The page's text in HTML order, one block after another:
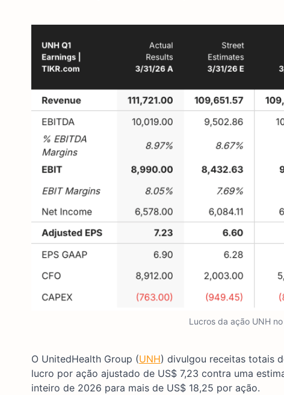
Lucros da ação UNH
O UnitedHealth Group (UNH) divulgou receitas totais
lucro por ação ajustado de US$ 7,23 contra uma
inteiro de 2026 para mais de US$ 18,25 por ação.